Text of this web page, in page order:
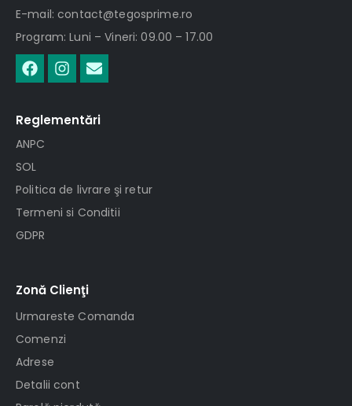
E-mail: contact@tegosprime.ro
Program: Luni – Vineri: 09.00 – 17.00
Reglementări
ANPC
SOL
Politica de livrare şi retur
Termeni si Conditii
GDPR
Zonă Clienţi
Urmareste Comanda
Comenzi
Adrese
Detalii cont